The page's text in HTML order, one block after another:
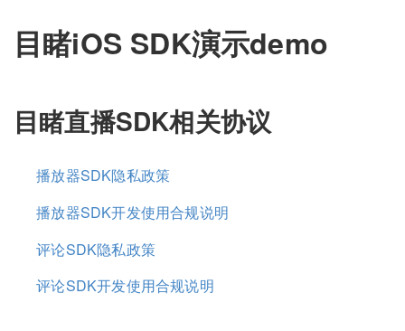
目睹iOS SDK演示demo
目睹直播SDK相关协议
播放器SDK隐私政策
播放器SDK开发使用合规说明
评论SDK隐私政策
评论SDK开发使用合规说明